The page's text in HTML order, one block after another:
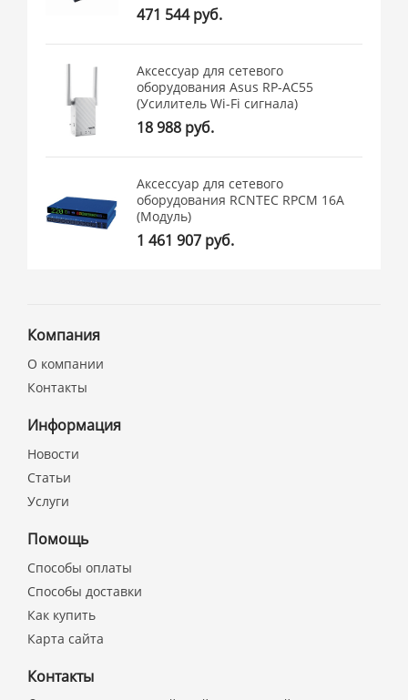
471 544 руб.
Аксессуар для сетевого
оборудования Asus RP-AC55
(Усилитель Wi-Fi сигнала)
18 988 руб.
Аксессуар для сетевого
оборудования RCNTEC RPCM 16A
(Модуль)
1 461 907 руб.
Компания
О компании
Контакты
Информация
Новости
Статьи
Услуги
Помощь
Способы оплаты
Способы доставки
Как купить
Карта сайта
Контакты